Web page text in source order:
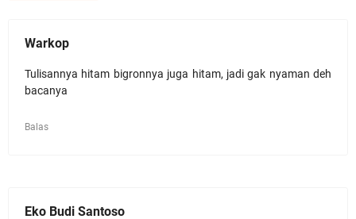
Warkop
Tulisannya hitam bigronnya juga hitam, jadi gak nyaman deh
bacanya
Balas
Eko Budi Santoso